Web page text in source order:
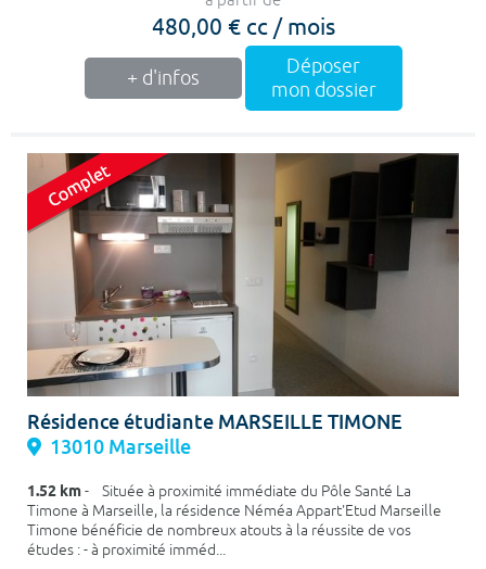
480,00 € cc / mois
+ d'infos
Déposer
mon dossier
Résidence étudiante MARSEILLE TIMONE
13010 Marseille
1.52 km- Située à proximité immédiate du Pôle Santé La
Timone à Marseille, la résidence Néméa Appart'Etud Marseille
Timone bénéficie de nombreux atouts à la réussite de vos
études : - à proximité imméd...